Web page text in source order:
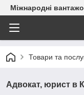
Міжнародні
Товари та
Адвокат, юрист в